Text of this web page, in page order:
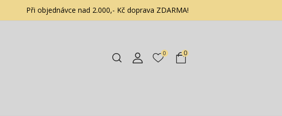
Při objednávce nad 2.000,- Kč doprava ZDARMA!
0
0